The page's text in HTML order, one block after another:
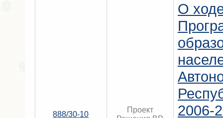
888/30-10
Проект
О
2006-